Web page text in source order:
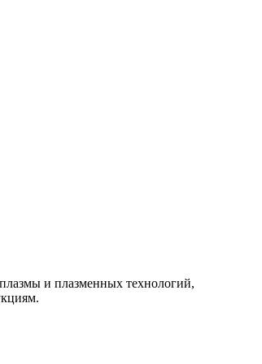
и плазменных технологий,